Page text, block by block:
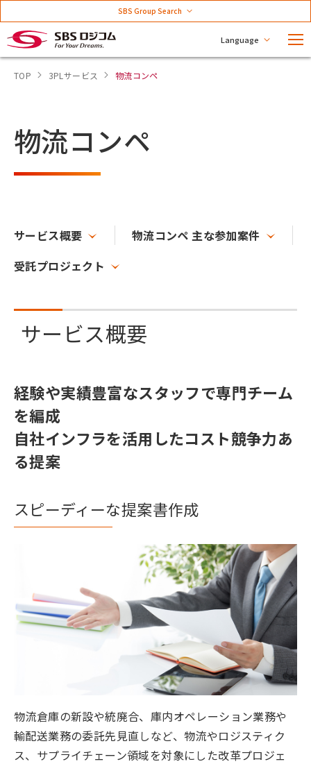
Language
SBS Group Search
TOP 3PLサービス 物流コンペ
物流コンペ
サービス概要
物流コンペ 主な参加案件
受託プロジェクト
サービス概要
経験や実績豊富なスタッフで専門チーム
を編成
自社インフラを活用したコスト競争力あ
る提案
スピーディーな提案書作成
物流倉庫の新設や統廃合、庫内オペレーション業務や
輸配送業務の委託先見直しなど、物流やロジスティク
ス、サプライチェーン領域を対象にした改革プロジェ